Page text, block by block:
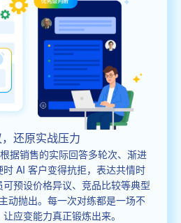
还原实战压力
据销售的实际回答多轮次、渐进
AI 客户变得抗拒，表达共情时
预设价格异议、竞品比较等典型
动抛出。每一次对练都是一场不
应变能力真正锻炼出来。